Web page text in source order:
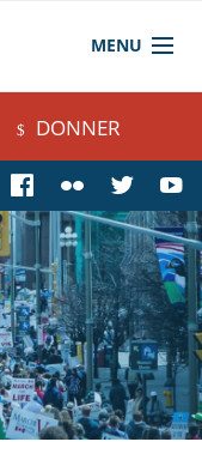
MENU
DONNER